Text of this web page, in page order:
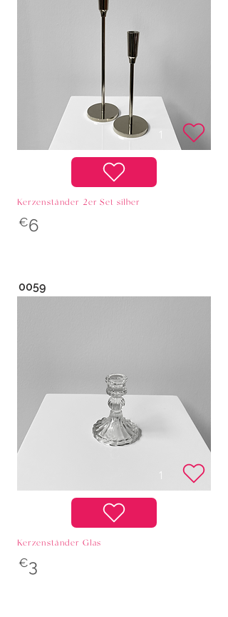
Kerzenständer 2er Set silber
6
€
0059
Kerzenständer Glas
3
€